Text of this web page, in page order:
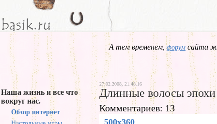
А тем временем,форум сайта
Наша жизнь и все что
вокруг нас.
Обзор интернет
27.02.2008, 21.48.16
Длинные волосы
Комментариев: 13
500x360